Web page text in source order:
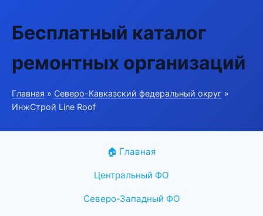
Бесплатный каталог
ремонтных организаций
Главная » Северо-Кавказский федеральный округ »
ИнжСтрой Line Roof
🏠 Главная
Центральный ФО
Северо-Западный ФО